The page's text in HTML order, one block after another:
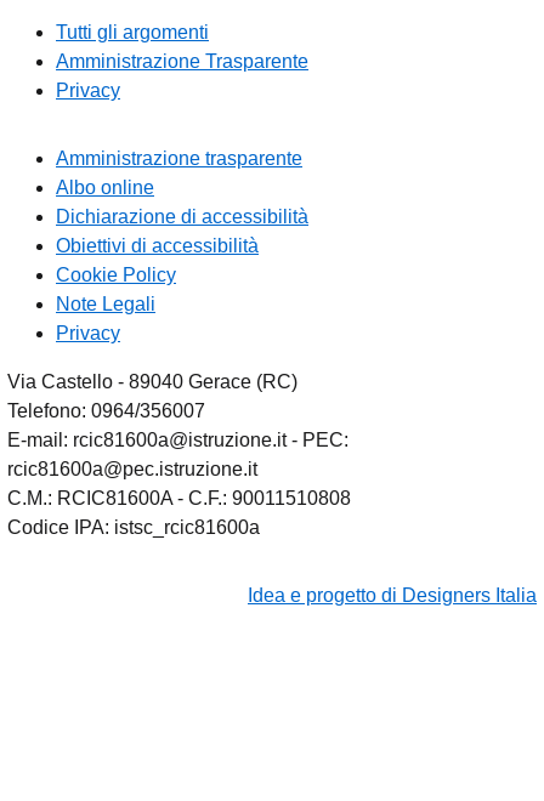
Tutti gli argomenti
Amministrazione Trasparente
Privacy
Amministrazione trasparente
Albo online
Dichiarazione di accessibilità
Obiettivi di accessibilità
Cookie Policy
Note Legali
Privacy
Via Castello - 89040 Gerace (RC)
Telefono: 0964/356007
E-mail: rcic81600a@istruzione.it - PEC:
rcic81600a@pec.istruzione.it
C.M.: RCIC81600A - C.F.: 90011510808
Codice IPA: istsc_rcic81600a
Idea e progetto di Designers Italia